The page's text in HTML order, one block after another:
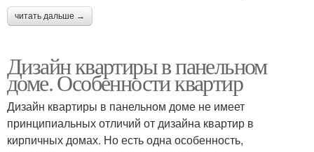
читать дальше →
Дизайн квартиры в панельном
доме. Особенности квартир
Дизайн квартиры в панельном доме не имеет
принципиальных отличий от дизайна квартир в
кирпичных домах. Но есть одна особенность,